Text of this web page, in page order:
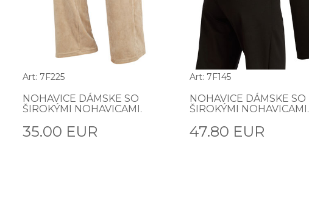
Art: 7F225
NOHAVICE DÁMSKE SO
ŠIROKÝMI NOHAVICAMI.
35.00 EUR
Art: 7F145
NOHAVICE DÁMSKE SO
ŠIROKÝMI NOHAVICAMI.
47.80 EUR